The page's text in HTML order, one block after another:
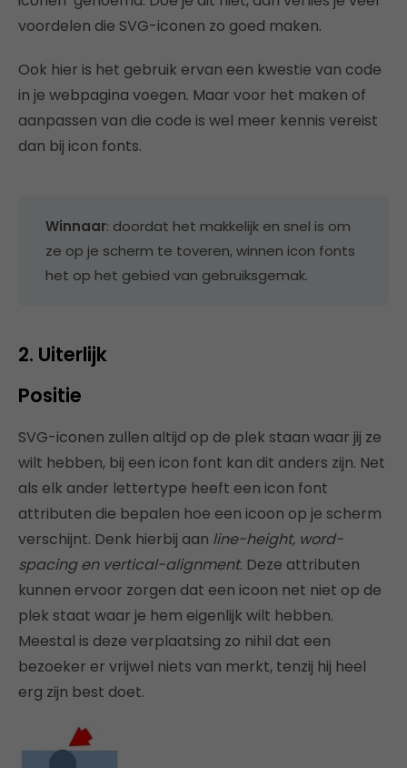
voordelen die SVG-iconen zo goed maken.
Ook hier is het gebruik ervan een kwestie van code
in je webpagina voegen. Maar voor het maken of
aanpassen van die code is wel meer kennis vereist
dan bij icon fonts.
Winnaar: doordat het makkelijk en snel is om
ze op je scherm te toveren, winnen icon fonts
het op het gebied van gebruiksgemak.
2. Uiterlijk
Positie
SVG-iconen zullen altijd op de plek staan waar jij ze
wilt hebben, bij een icon font kan dit anders zijn. Net
als elk ander lettertype heeft een icon font
attributen die bepalen hoe een icoon op je scherm
verschijnt. Denk hierbij aan line-height, word-
spacing en vertical-alignment. Deze attributen
kunnen ervoor zorgen dat een icoon net niet op de
plek staat waar je hem eigenlijk wilt hebben.
Meestal is deze verplaatsing zo nihil dat een
bezoeker er vrijwel niets van merkt, tenzij hij heel
erg zijn best doet.